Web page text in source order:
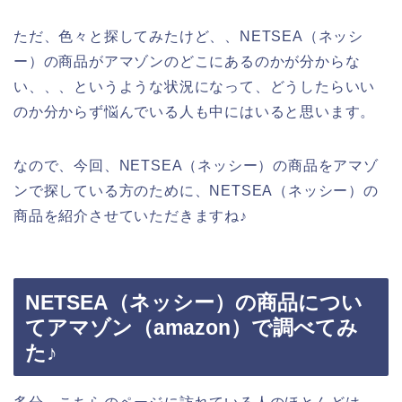
ただ、色々と探してみたけど、、NETSEA（ネッシ
ー）の商品がアマゾンのどこにあるのかが分からな
い、、、というような状況になって、どうしたらいい
のか分からず悩んでいる人も中にはいると思います。
なので、今回、NETSEA（ネッシー）の商品をアマゾ
ンで探している方のために、NETSEA（ネッシー）の
商品を紹介させていただきますね♪
NETSEA（ネッシー）の商品につい
てアマゾン（amazon）で調べてみ
た♪